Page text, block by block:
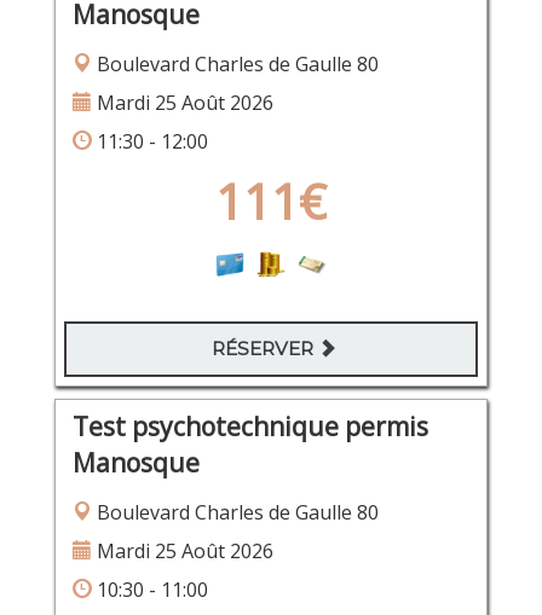
Manosque
Boulevard Charles de Gaulle 80
Mardi 25 Août 2026
11:30 - 12:00
111€
RÉSERVER
Test psychotechnique permis
Manosque
Boulevard Charles de Gaulle 80
Mardi 25 Août 2026
10:30 - 11:00